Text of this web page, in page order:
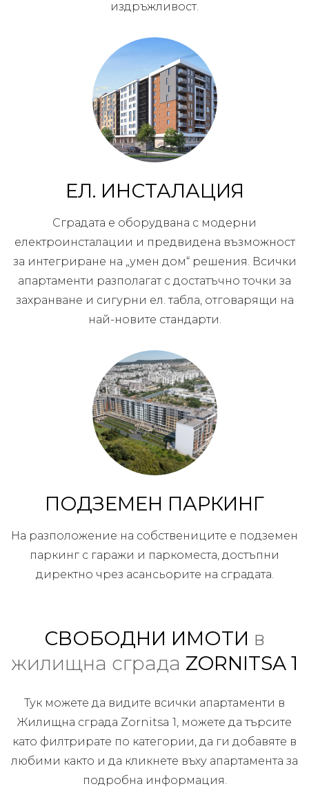
издръжливост.
ЕЛ. ИНСТАЛАЦИЯ
Сградата е оборудвана с модерни
електроинсталации и предвидена възможност
за интегриране на „умен дом“ решения. Всички
апартаменти разполагат с достатъчно точки за
захранване и сигурни ел. табла, отговарящи на
най-новите стандарти.
ПОДЗЕМЕН ПАРКИНГ
На разположение на собствениците е подземен
паркинг с гаражи и паркоместа, достъпни
директно чрез асансьорите на сградата.
СВОБОДНИ ИМОТИ в
жилищна сграда ZORNITSA 1
Тук можете да видите всички апартаменти в
Жилищна сграда Zornitsa 1, можете да търсите
като филтрирате по категории, да ги добавяте в
любими както и да кликнете въху апартамента за
подробна информация.